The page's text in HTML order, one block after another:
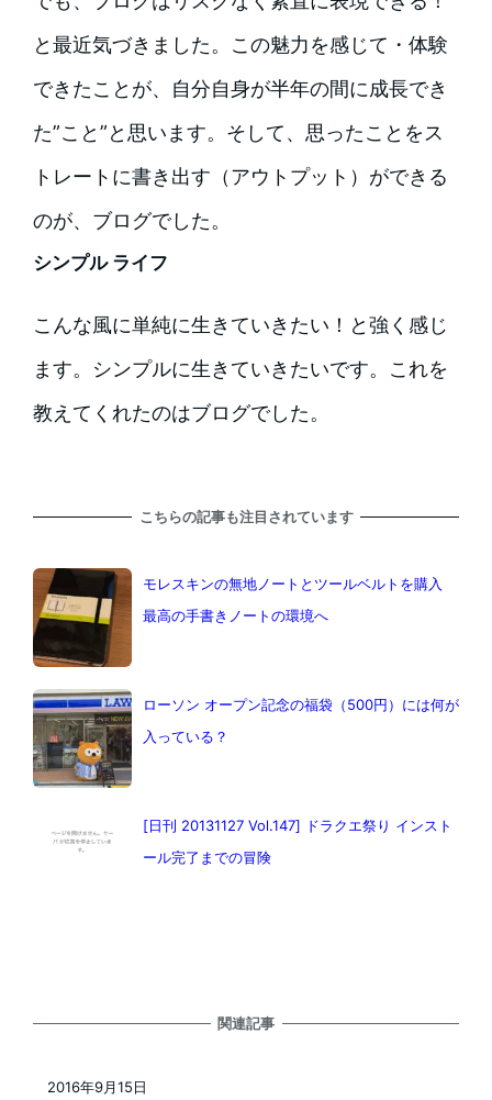
と最近気づきました。この魅力を感じて・体験
できたことが、自分自身が半年の間に成長でき
た”こと”と思います。そして、思ったことをス
トレートに書き出す（アウトプット）ができる
のが、ブログでした。
シンプル ライフ
こんな風に単純に生きていきたい！と強く感じ
ます。シンプルに生きていきたいです。これを
教えてくれたのはブログでした。
こちらの記事も注目されています
モレスキンの無地ノートとツールベルトを購入
最高の手書きノートの環境へ
ローソン オープン記念の福袋（500円）には何が
入っている？
[日刊 20131127 Vol.147] ドラクエ祭り インスト
ール完了までの冒険
関連記事
2016年9月15日